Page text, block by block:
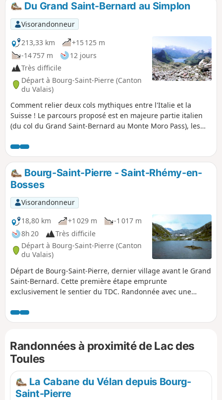
p
Du Grand Saint-Bernard au Simplon
Visorandonneur
213,33 km
+15 125 m
-14 757 m
12 jours
Très difficile
Départ à Bourg-Saint-Pierre (Canton
du Valais)
Comment relier deux cols mythiques entre l'Italie et la
Suisse ! Le parcours proposé est en majeure partie italien
(du col du Grand Saint-Bernard au Monte Moro Pass), les
traditionnelle route "Chamonix-Zermatt-Simplon".
Bourg-Saint-Pierre - Saint-Rhémy-en-
Bosses
Visorandonneur
18,80 km
+1 029 m
-1 017 m
8h 20
Très difficile
Départ à Bourg-Saint-Pierre (Canton
du Valais)
Départ de Bourg-Saint-Pierre, dernier village avant le Grand
Saint-Bernard. Cette première étape emprunte
exclusivement le sentier du TDC. Randonnée avec une
Randonnées à proximité de Lac des
Toules
La Cabane du Vélan depuis Bourg-
Saint-Pierre